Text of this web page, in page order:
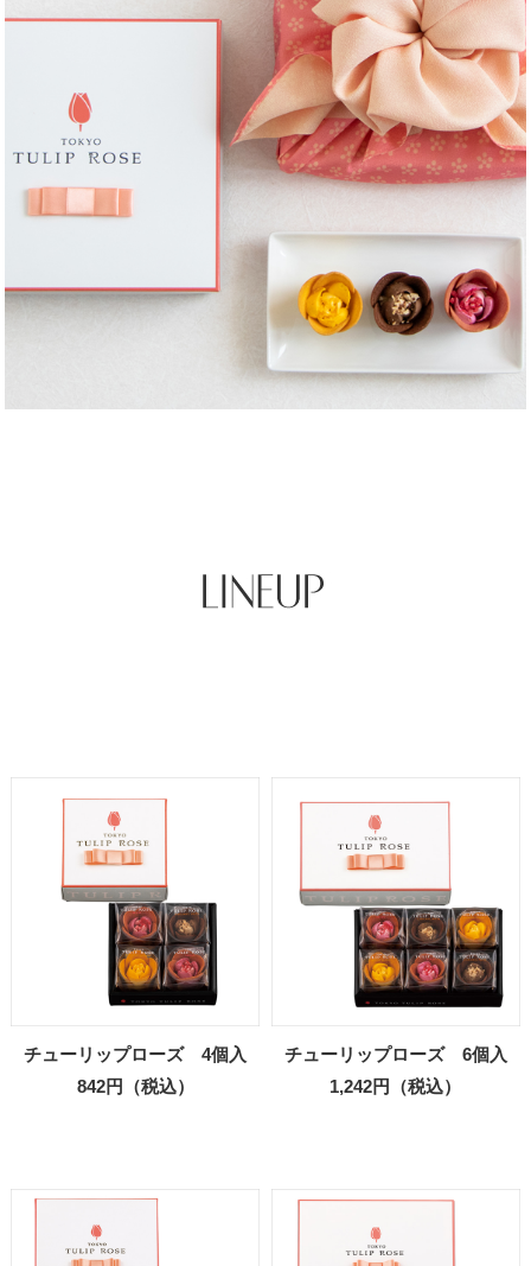
チューリップローズ 4個入
842円（税込）
チューリップローズ 6個入
1,242円（税込）